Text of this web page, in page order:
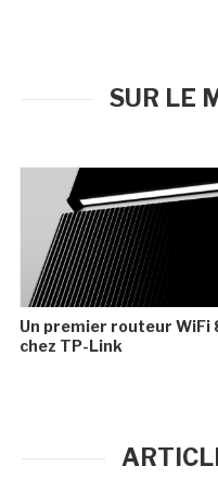
SUR LE
Un premier routeur WiFi
chez TP-Link